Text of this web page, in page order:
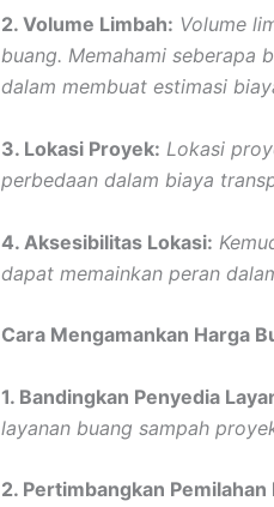
2. Volume Limbah: Volume
buang. Memahami seberapa
dalam membuat estimasi
3. Lokasi Proyek: Lokasi
perbedaan dalam biaya
4. Aksesibilitas Lokasi:
dapat memainkan peran
Cara Mengamankan Harga
1. Bandingkan Penyedia
layanan buang sampah
2. Pertimbangkan Pemilahan